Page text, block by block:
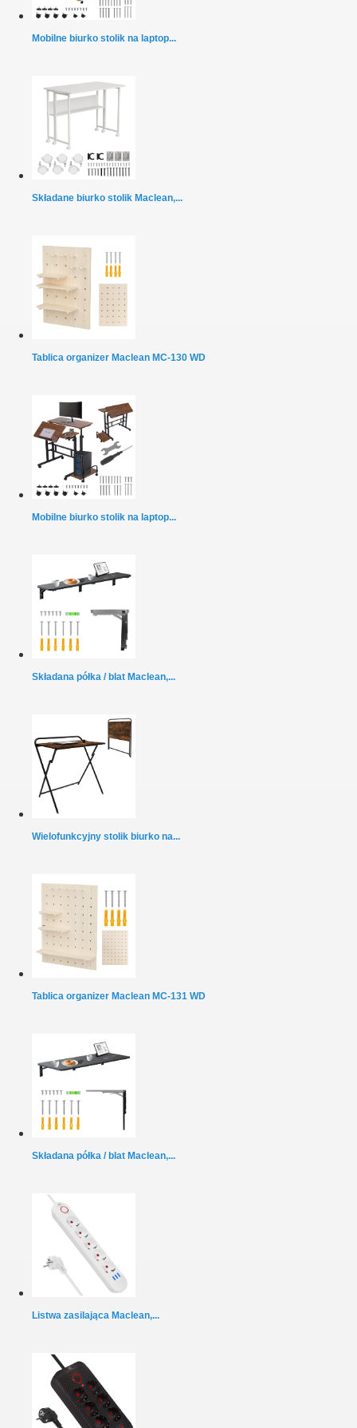
Mobilne biurko stolik na laptop...
Składane biurko stolik Maclean,...
Tablica organizer Maclean MC-130 WD
Mobilne biurko stolik na laptop...
Składana półka / blat Maclean,...
Wielofunkcyjny stolik biurko na...
Tablica organizer Maclean MC-131 WD
Składana półka / blat Maclean,...
Listwa zasilająca Maclean,...